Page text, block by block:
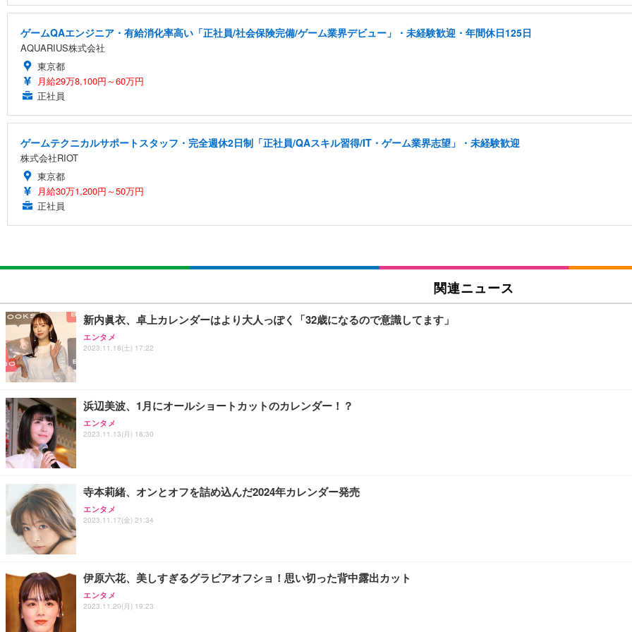
ゲームQAエンジニア・有給消化率高い「正社員/社会保険完備/ゲーム業界デビュー」・未経験歓迎・年間休日125日
AQUARIUS株式会社
東京都
月給29万8,100円～60万円
正社員
ゲームテクニカルサポートスタッフ・完全週休2日制「正社員/QAスキル習得/IT・ゲーム業界志望」・未経験歓迎
株式会社RIOT
東京都
月給30万1,200円～50万円
正社員
関連ニュース
新内眞衣、卓上カレンダーはより大人っぽく「32歳になるので意識してます」
エンタメ
2023.11.18(土) 17:22
浜辺美波、1月にオールショートカットのカレンダー！？
エンタメ
2023.11.13(月) 18:30
寺本莉緒、オンとオフを詰め込んだ2024年カレンダー発売
エンタメ
2023.11.17(金) 21:34
伊原六花、美しすぎるグラビアオフショ！思い切った背中露出カット
エンタメ
2023.11.20(月) 19:23